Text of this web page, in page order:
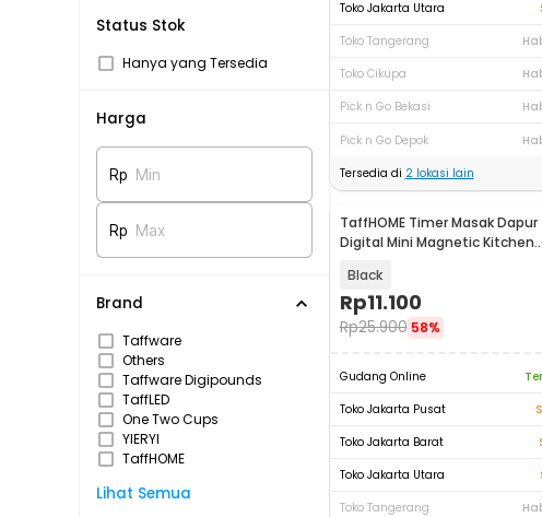
Status Stok
Hanya yang Tersedia
Harga
Rp Min
Rp Max
Brand
Taffware
Others
Taffware Digipounds
TaffLED
One Two Cups
YIERYI
TaffHOME
Lihat Semua
Toko Jakarta Utara
Toko Tangerang
Toko Cikupa
Pick n Go Bekasi
Pick n Go Depok
Tersedia di 2lokasi lain
TaffHOME Timer Masak Dapur
Digital Mini Magnetic Kitchen
Black
Rp11.100
Rp25.900 58%
Gudang Online
Toko Jakarta Pusat
Toko Jakarta Barat
Toko Jakarta Utara
Toko Tangerang